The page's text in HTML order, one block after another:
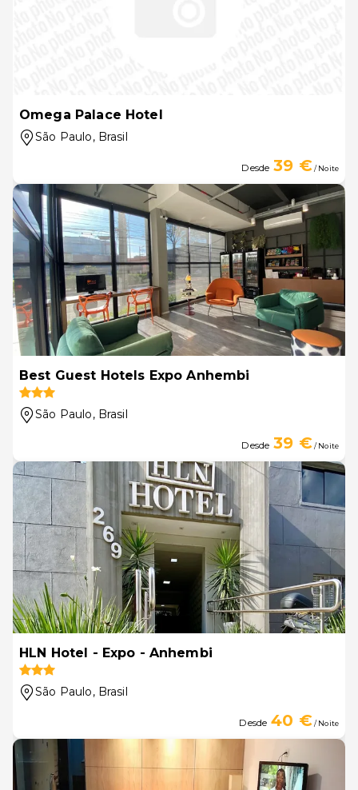
Omega Palace Hotel
São Paulo, Brasil
Desde 39 €/ Noite
Best Guest Hotels Expo Anhembi
São Paulo, Brasil
Desde 39 €/ Noite
HLN Hotel - Expo - Anhembi
São Paulo, Brasil
Desde 40 €/ Noite